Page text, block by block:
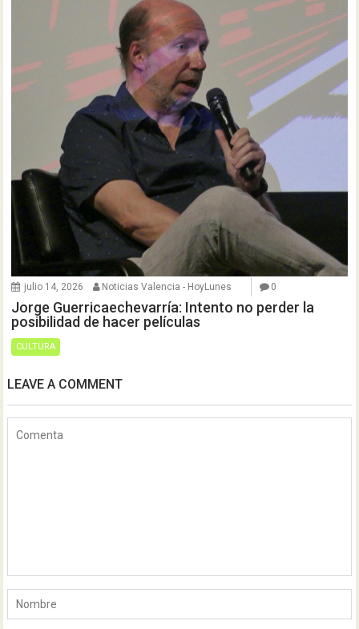
julio 14, 2026 Noticias Valencia - HoyLunes 0
Jorge Guerricaechevarría: Intento no perder la
posibilidad de hacer películas
CULTURA
LEAVE A COMMENT